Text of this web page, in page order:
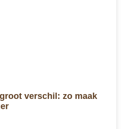
verschil: zo maak